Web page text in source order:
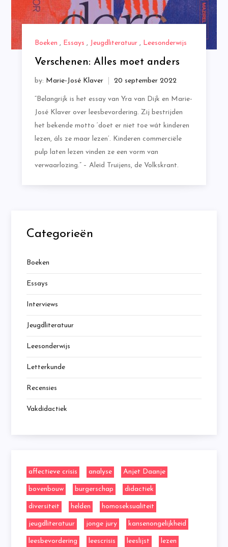
Boeken , Essays , Jeugdliteratuur, Leesonderwijs
Verschenen: Alles moet anders
by: Marie-José Klaver
“Belangrijk is het essay van Yra van Dijk en Marie-
José Klaver over leesbevordering. Zij bestrijden
het bekende motto ‘doet er niet toe wát kinderen
lezen, áls ze maar lezen’. Kinderen commerciële
pulp laten lezen vinden ze een vorm van
verwaarlozing.” – Aleid Truijens, de Volkskrant.
Categorieën
Boeken
Essays
Interviews
Jeugdliteratuur
Leesonderwijs
Letterkunde
Recensies
Vakdidactiek
affectieve crisis analyse Anjet Daanje
bovenbouw burgerschap didactiek
diversiteit helden homoseksualiteit
jeugdliteratuur jonge jury kansenongelijkheid
leesbevordering leescrisis leeslijst lezen